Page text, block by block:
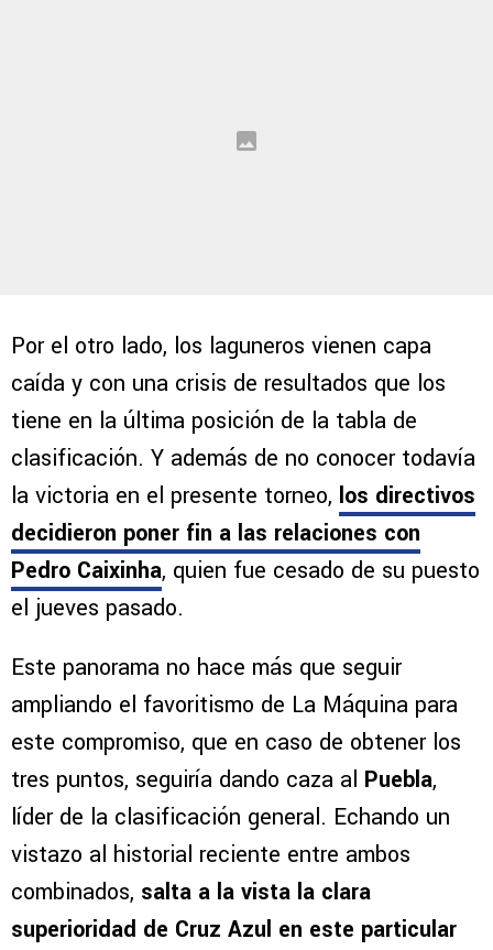
Por el otro lado, los laguneros vienen capa
caída y con una crisis de resultados que los
tiene en la última posición de la tabla de
clasificación. Y además de no conocer todavía
la victoria en el presente torneo, los directivos
decidieron poner fin a las relaciones con
Pedro Caixinha, quien fue cesado de su puesto
el jueves pasado.
Este panorama no hace más que seguir
ampliando el favoritismo de La Máquina para
este compromiso, que en caso de obtener los
tres puntos, seguiría dando caza al Puebla,
líder de la clasificación general. Echando un
vistazo al historial reciente entre ambos
combinados, salta a la vista la clara
superioridad de Cruz Azul en este particular